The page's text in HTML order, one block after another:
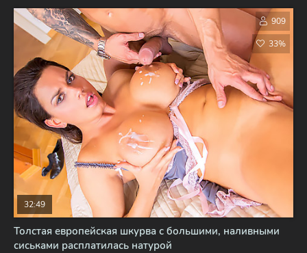
Толстая европейская шкурва с большими, наливными
сиськами расплатилась натурой
32:49
909
33%